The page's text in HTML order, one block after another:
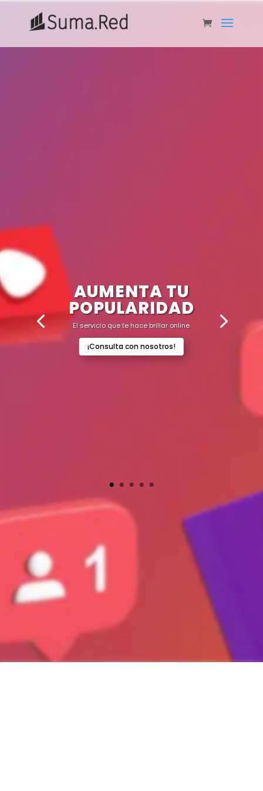
AUMENTA TU
POPULARIDAD
El servicio que te hace brillar online
¡Consulta con nosotros!